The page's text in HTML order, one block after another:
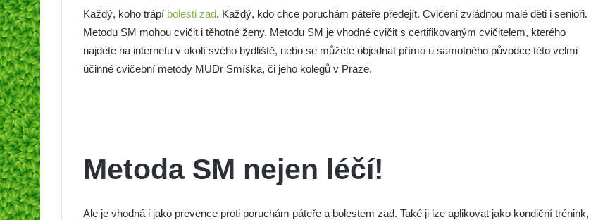
Každý, koho trápí bolesti zad. Každý, kdo chce poruchám páteře předejít. Cvičení zvládnou malé děti i senioři.
Metodu SM mohou cvičit i těhotné ženy. Metodu SM je vhodné cvičit s certifikovaným cvičitelem, kterého
najdete na internetu v okolí svého bydliště, nebo se můžete objednat přímo u samotného původce této velmi
účinné cvičební metody MUDr Smíška, či jeho kolegů v Praze.
Metoda SM nejen léčí!
Ale je vhodná i jako prevence proti poruchám páteře a bolestem zad. Také ji lze aplikovat jako kondiční trénink,